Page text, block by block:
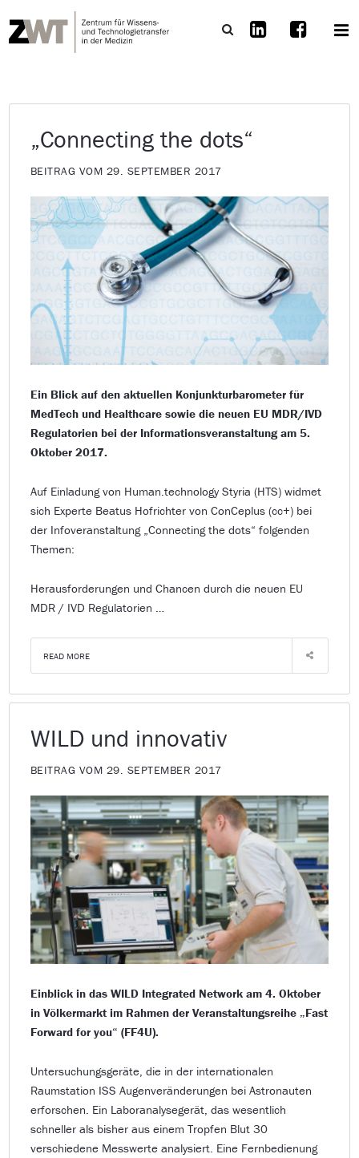
„Connecting the dots“
BEITRAG VOM 29. SEPTEMBER 2017
Ein Blick auf den aktuellen Konjunkturbarometer für
MedTech und Healthcare sowie die neuen EU MDR/IVD
Regulatorien bei der Informationsveranstaltung am 5.
Oktober 2017.
Auf Einladung von Human.technology Styria (HTS) widmet
sich Experte Beatus Hofrichter von ConCeplus (cc+) bei
der Infoveranstaltung „Connecting the dots“ folgenden
Themen:
Herausforderungen und Chancen durch die neuen EU
MDR / IVD Regulatorien …
READ MORE
WILD und innovativ
BEITRAG VOM 29. SEPTEMBER 2017
Einblick in das WILD Integrated Network am 4. Oktober
in Völkermarkt im Rahmen der Veranstaltungsreihe „Fast
Forward for you“ (FF4U).
Untersuchungsgeräte, die in der internationalen
Raumstation ISS Augenveränderungen bei Astronauten
erforschen. Ein Laboranalysegerät, das wesentlich
schneller als bisher aus einem Tropfen Blut 30
verschiedene Messwerte analysiert. Eine Fernbedienung